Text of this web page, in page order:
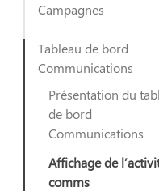
Campagnes
Tableau de bord
Communications
Présentation du
de bord
Communications
Affichage de
comms